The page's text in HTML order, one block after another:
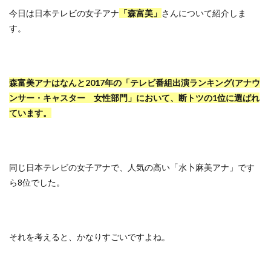
今日は日本テレビの女子アナ 「森富美」 さんについて紹介しま
す。
森富美アナはなんと2017年の「テレビ番組出演ランキング(アナウ
ンサー・キャスター 女性部門」において、断トツの1位に選ばれ
ています。
同じ日本テレビの女子アナで、人気の高い「水卜麻美アナ」です
ら8位でした。
それを考えると、かなりすごいですよね。